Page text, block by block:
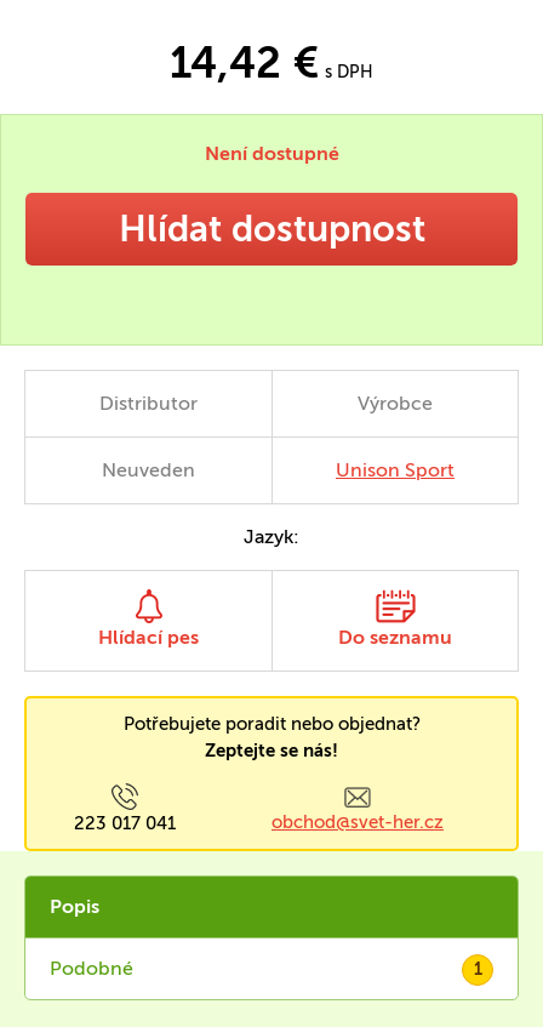
14,42 € s DPH
Není dostupné
Hlídat dostupnost
Distributor Výrobce
Neuveden Unison Sport
Jazyk:
Hlídací pes Do seznamu
Potřebujete poradit nebo objednat?
Zeptejte se nás!
223 017 041 obchod@svet-her.cz
Popis
Podobné 1